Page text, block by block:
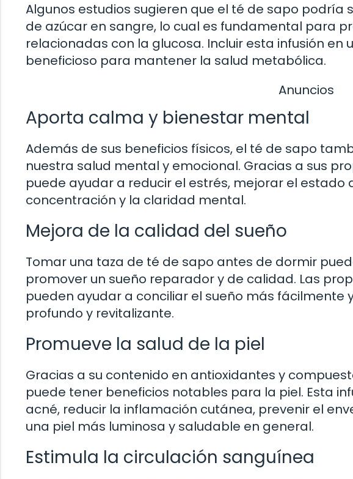
Algunos estudios sugieren que el té de sapo podría
de azúcar en sangre, lo cual es fundamental para
relacionadas con la glucosa. Incluir esta infusión
beneficioso para mantener la salud metabólica.
Anuncios
Aporta calma y bienestar mental
Además de sus beneficios físicos, el té de sapo
nuestra salud mental y emocional. Gracias a sus
puede ayudar a reducir el estrés, mejorar el estado
concentración y la claridad mental.
Mejora de la calidad del sueño
Tomar una taza de té de sapo antes de dormir
promover un sueño reparador y de calidad. Las
pueden ayudar a conciliar el sueño más fácilmente
profundo y revitalizante.
Promueve la salud de la piel
Gracias a su contenido en antioxidantes y
puede tener beneficios notables para la piel. Esta
acné, reducir la inflamación cutánea, prevenir el
una piel más luminosa y saludable en general.
Estimula la circulación sanguínea